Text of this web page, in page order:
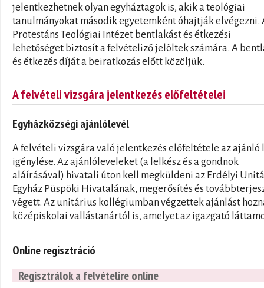
jelentkezhetnek olyan egyháztagok is, akik a teológiai
tanulmányokat második egyetemként óhajtják elvégezni.
Protestáns Teológiai Intézet bentlakást és étkezési
lehetőséget biztosít a felvételiző jelöltek számára. A
és étkezés díját a beiratkozás előtt közöljük.
A felvételi vizsgára jelentkezés előfeltételei
Egyházközségi ajánlólevél
A felvételi vizsgára való jelentkezés előfeltétele az ajánló
igénylése. Az ajánlóleveleket (a lelkész és a gondnok
aláírásával) hivatali úton kell megküldeni az Erdélyi
Egyház Püspöki Hivatalának, megerősítés és
végett. Az unitárius kollégiumban végzettek ajánlást
középiskolai vallástanártól is, amelyet az igazgató
Online regisztráció
Regisztrálok a felvételire online